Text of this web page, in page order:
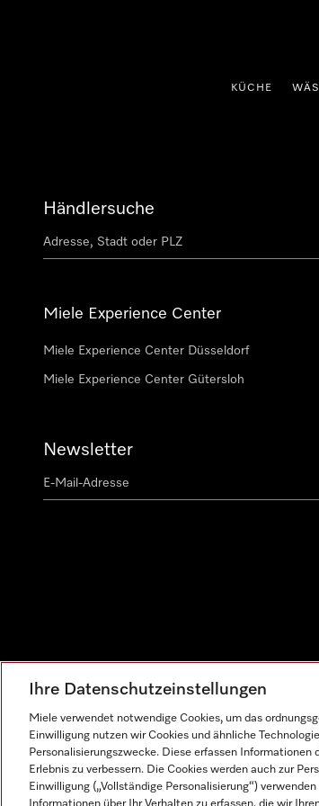
KÜCHE
Händlersuche
Miele Experience Center
Miele Experience Center Düsseldorf
Miele Experience Center Gütersloh
Newsletter
Ihre Datenschutzeinstellungen
Miele verwendet notwendige Cookies, um das
Einwilligung nutzen wir Cookies und ähnliche
Personalisierungszwecke. Diese erfassen
Erlebnis zu verbessern. Die Cookies werden auch zur
Einwilligung („Vollständige Personalisierung“)